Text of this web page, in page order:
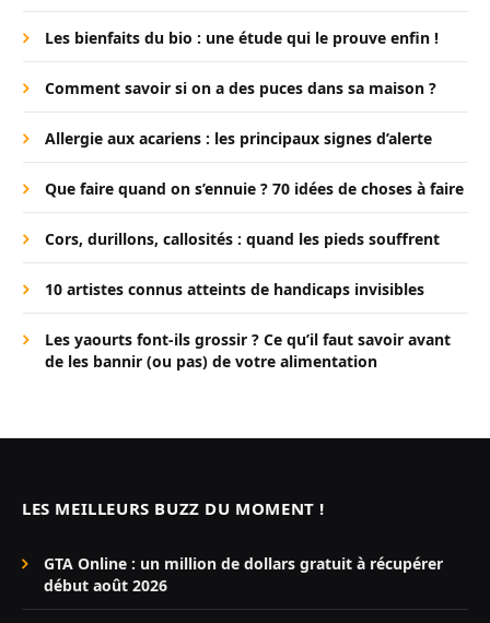
Les bienfaits du bio : une étude qui le prouve enfin !
Comment savoir si on a des puces dans sa maison ?
Allergie aux acariens : les principaux signes d’alerte
Que faire quand on s’ennuie ? 70 idées de choses à faire
Cors, durillons, callosités : quand les pieds souffrent
10 artistes connus atteints de handicaps invisibles
Les yaourts font-ils grossir ? Ce qu’il faut savoir avant
de les bannir (ou pas) de votre alimentation
LES MEILLEURS BUZZ DU MOMENT !
GTA Online : un million de dollars gratuit à récupérer
début août 2026